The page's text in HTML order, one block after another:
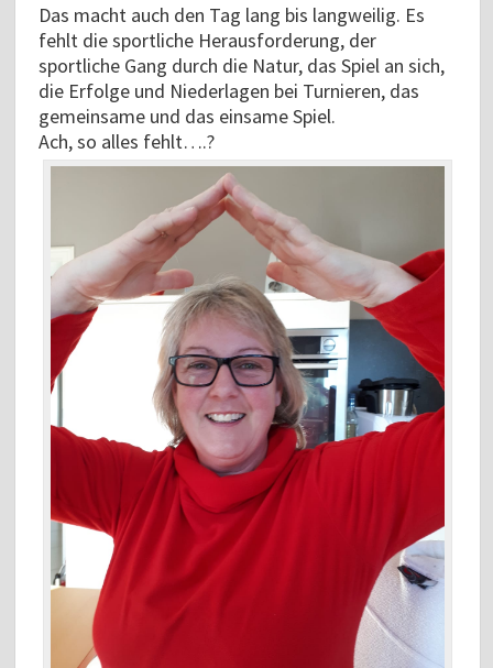
Das macht auch den Tag lang bis langweilig. Es
fehlt die sportliche Herausforderung, der
sportliche Gang durch die Natur, das Spiel an sich,
die Erfolge und Niederlagen bei Turnieren, das
gemeinsame und das einsame Spiel.
Ach, so alles fehlt….?